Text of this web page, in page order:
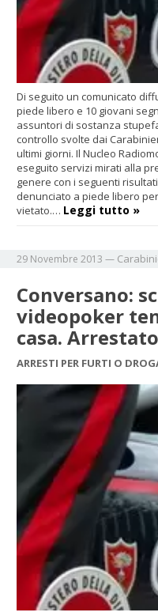
Di seguito un comunicato
piede libero e 10 giovani
assuntori di sostanza
controllo svolte dai
ultimi giorni. Il Nucleo
eseguito servizi mirati alla
genere con i seguenti
denunciato a piede libero
vietato.… Leggi tutto »
29 Novembre 2013 —
Conversano:
videopoker
casa. Arrestato
ARRESTI PER FURTI O